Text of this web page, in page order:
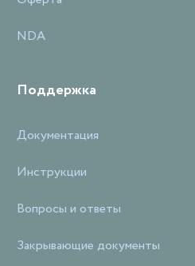
NDA
Поддержка
Документация
Инструкции
Вопросы и ответы
Закрывающие документы